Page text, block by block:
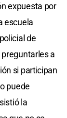
expuesta por
escuela
de
a
si participan
puede
la